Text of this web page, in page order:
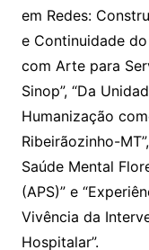
em Redes:
e Continuidade
com Arte para
Sinop”, “Da
Humanização
Ribeirãozinho-
Saúde Mental
(APS)” e
Vivência da
Hospitalar”.